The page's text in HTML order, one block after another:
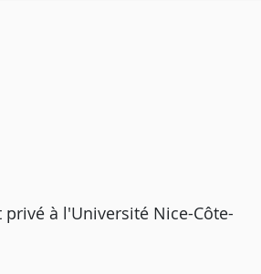
à l'Université Nice-Côte-